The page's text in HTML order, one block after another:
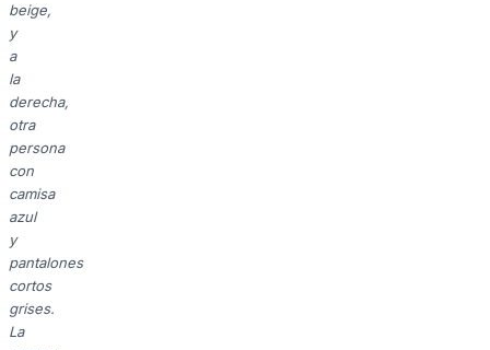
beige,
y
a
la
derecha,
otra
persona
con
camisa
azul
y
pantalones
cortos
grises.
La